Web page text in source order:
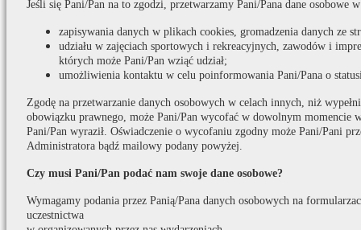
Jeśli się Pani/Pan na to zgodzi, przetwarzamy Pani/Pana dane osobowe
zapisywania danych w plikach cookies, gromadzenia danych ze
udziału w zajęciach sportowych i rekreacyjnych, zawodów i
których może Pani/Pan wziąć udział;
umożliwienia kontaktu w celu poinformowania Pani/Pana o
Zgodę na przetwarzanie danych osobowych w celach innych, niż
obowiązku prawnego, może Pani/Pan wycofać w dowolnym momencie
Pani/Pan wyraził. Oświadczenie o wycofaniu zgodny może Pani/Pani
Administratora bądź mailowy podany powyżej.
Czy musi Pani/Pan podać nam swoje dane osobowe?
Wymagamy podania przez Panią/Pana danych osobowych na
uczestnictwa